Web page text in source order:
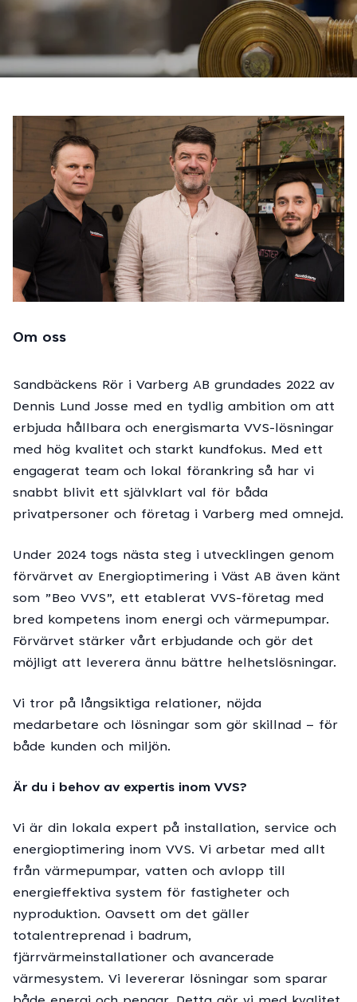
Om oss
Sandbäckens Rör i Varberg AB grundades 2022 av
Dennis Lund Josse med en tydlig ambition om att
erbjuda hållbara och energismarta VVS-lösningar
med hög kvalitet och starkt kundfokus. Med ett
engagerat team och lokal förankring så har vi
snabbt blivit ett självklart val för båda
privatpersoner och företag i Varberg med omnejd.
Under 2024 togs nästa steg i utvecklingen genom
förvärvet av Energioptimering i Väst AB även känt
som ”Beo VVS”, ett etablerat VVS-företag med
bred kompetens inom energi och värmepumpar.
Förvärvet stärker vårt erbjudande och gör det
möjligt att leverera ännu bättre helhetslösningar.
Vi tror på långsiktiga relationer, nöjda
medarbetare och lösningar som gör skillnad – för
både kunden och miljön.
Är du i behov av expertis inom VVS?
Vi är din lokala expert på installation, service och
energioptimering inom VVS. Vi arbetar med allt
från värmepumpar, vatten och avlopp till
energieffektiva system för fastigheter och
nyproduktion. Oavsett om det gäller
totalentreprenad i badrum,
fjärrvärmeinstallationer och avancerade
värmesystem. Vi levererar lösningar som sparar